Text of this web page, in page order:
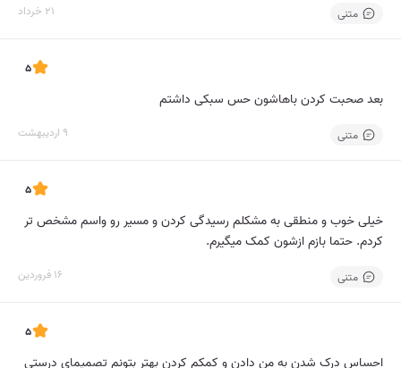
متنی 21 خرداد
5
بعد صحبت کردن باهاشون حس سبکی داشتم
متنی 9 اردیبهشت
5
خیلی خوب و منطقی به مشکلم رسیدگی کردن و مسیر رو واسم مشخص تر
کردم. حتما بازم ازشون کمک میگیرم.
متنی 16 فروردین
5
احساس درک شدن به من دادن و کمکم کردن بهتر بتونم تصمیمای درستی